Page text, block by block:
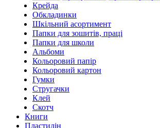
Крейда
Обкладинки
Шкільний асортимент
Папки для зошитів, праці
Папки для школи
Альбоми
Кольоровий папір
Кольоровий картон
Гумки
Стругачки
Клей
Скотч
Книги
Пластилін